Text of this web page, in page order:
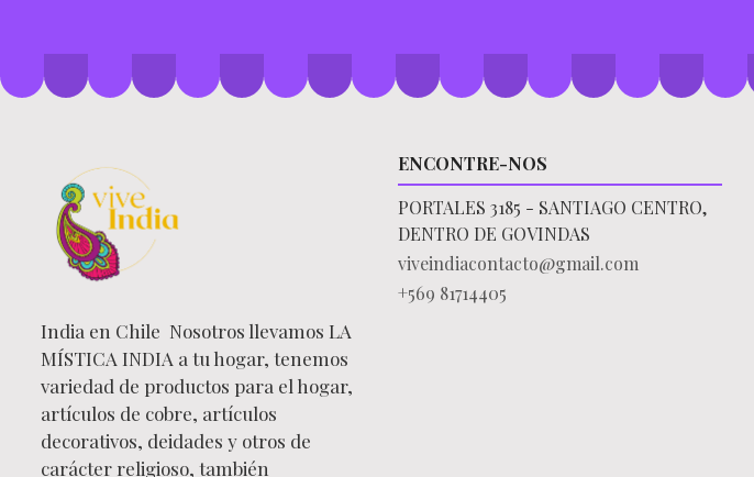
India en Chile Nosotros llevamos LA
MÍSTICA INDIA a tu hogar, tenemos
variedad de productos para el hogar,
artículos de cobre, artículos
decorativos, deidades y otros de
carácter religioso, también
ENCONTRE-NOS
PORTALES 3185 - SANTIAGO CENTRO,
DENTRO DE GOVINDAS
viveindiacontacto@gmail.com
+569 81714405